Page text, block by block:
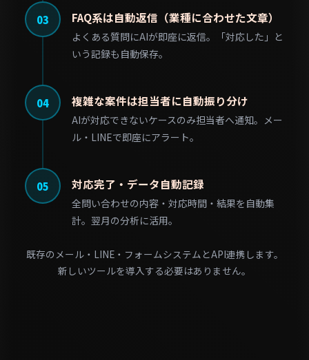
03 FAQ系は自動返信（業種に合わせた文章）
よくある質問にAIが即座に返信。「対応した」と
いう記録も自動保存。
04 複雑な案件は担当者に自動振り分け
AIが対応できないケースのみ担当者へ通知。メー
ル・LINEで即座にアラート。
05 対応完了・データ自動記録
全問い合わせの内容・対応時間・結果を自動集
計。翌月の分析に活用。
既存のメール・LINE・フォームシステムとAPI連携します。
新しいツールを導入する必要はありません。